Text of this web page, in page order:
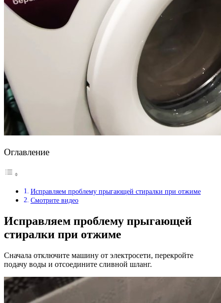
Оглавление
Исправляем проблему прыгающей стиралки при отжиме
Смотрите видео
Исправляем проблему прыгающей
стиралки при отжиме
Сначала отключите машину от электросети, перекройте
подачу воды и отсоедините сливной шланг.